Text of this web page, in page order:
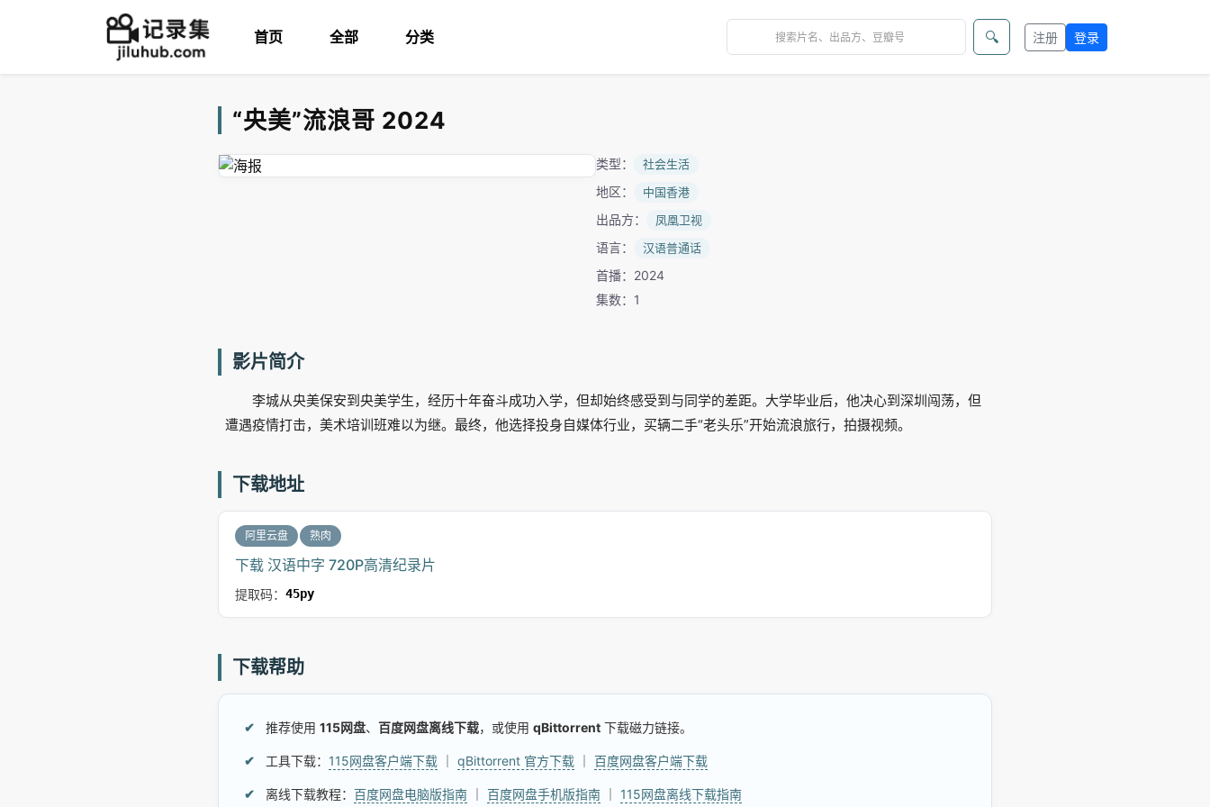
首页 全部 分类 🔍 注册 登录
“央美”流浪哥 2024
类型： 社会生活
地区： 中国香港
出品方： 凤凰卫视
语言： 汉语普通话
首播：2024
集数：1
影片简介
李城从央美保安到央美学生，经历十年奋斗成功入学，但却始终感受到与同学的差距。大学毕业后，他决心到深圳闯荡，但
遭遇疫情打击，美术培训班难以为继。最终，他选择投身自媒体行业，买辆二手“老头乐”开始流浪旅行，拍摄视频。
下载地址
阿里云盘 熟肉
下载 汉语中字 720P高清纪录片
提取码： 45py
下载帮助
推荐使用 115网盘、 百度网盘离线下载，或使用 qBittorrent 下载磁力链接。
工具下载： 115网盘客户端下载 qBittorrent 官方下载 百度网盘客户端下载
离线下载教程： 百度网盘电脑版指南 百度网盘手机版指南 115网盘离线下载指南